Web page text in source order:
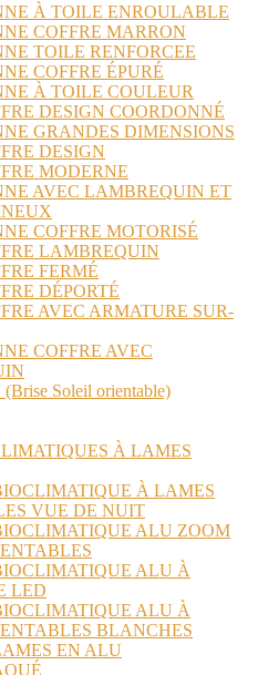
À TOILE ENROULABLE
COFFRE MARRON
TOILE RENFORCEE
COFFRE ÉPURÉ
À TOILE COULEUR
DESIGN COORDONNÉ
GRANDES DIMENSIONS
DESIGN
MODERNE
AVEC LAMBREQUIN ET
COFFRE MOTORISÉ
LAMBREQUIN
FERMÉ
DÉPORTÉ
AVEC ARMATURE SUR-
COFFRE AVEC
Soleil orientable)
À LAMES
À LAMES
VUE DE NUIT
ALU ZOOM
ALU À
LED
ALU À
BLANCHES
EN ALU